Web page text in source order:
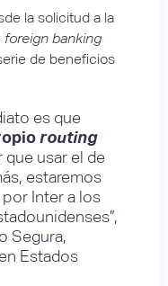
la solicitud a la
foreign banking
de beneficios
es que
routing
que usar el de
estaremos
Inter a los
Segura,
Estados